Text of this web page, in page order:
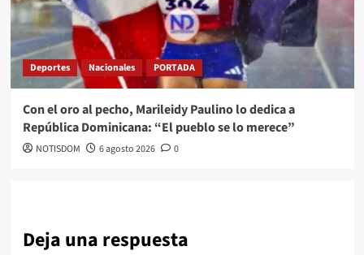
Deportes Nacionales PORTADA
Con el oro al pecho, Marileidy Paulino lo dedica a
República Dominicana: “El pueblo se lo merece”
NOTISDOM 6 agosto 2026 0
Deja una respuesta